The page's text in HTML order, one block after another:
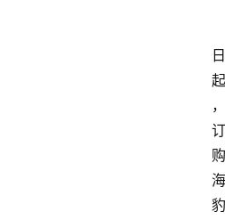
日
起
，
订
购
海
豹